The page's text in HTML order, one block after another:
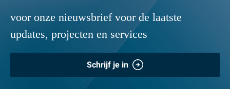
voor onze nieuwsbrief voor de laatste
updates, projecten en services
Schrijf je in